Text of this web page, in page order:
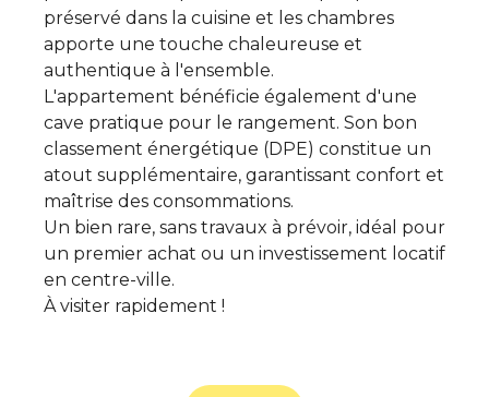
préservé dans la cuisine et les chambres
apporte une touche chaleureuse et
authentique à l'ensemble.
L'appartement bénéficie également d'une
cave pratique pour le rangement. Son bon
classement énergétique (DPE) constitue un
atout supplémentaire, garantissant confort et
maîtrise des consommations.
Un bien rare, sans travaux à prévoir, idéal pour
un premier achat ou un investissement locatif
en centre-ville.
À visiter rapidement !